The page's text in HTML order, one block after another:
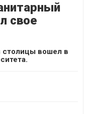
свое
столицы вошел в